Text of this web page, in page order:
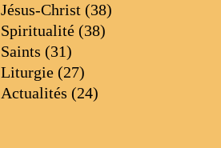
Jésus-Christ (38)
Spiritualité (38)
Saints (31)
Liturgie (27)
Actualités (24)